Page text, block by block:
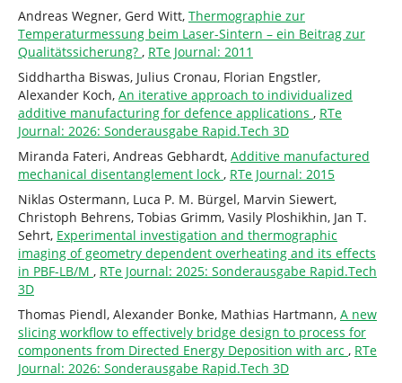
Andreas Wegner, Gerd Witt, Thermographie zur
Temperaturmessung beim Laser-Sintern – ein Beitrag zur
Qualitätssicherung? , RTe Journal: 2011
Siddhartha Biswas, Julius Cronau, Florian Engstler,
Alexander Koch, An iterative approach to individualized
additive manufacturing for defence applications , RTe
Journal: 2026: Sonderausgabe Rapid.Tech 3D
Miranda Fateri, Andreas Gebhardt, Additive manufactured
mechanical disentanglement lock , RTe Journal: 2015
Niklas Ostermann, Luca P. M. Bürgel, Marvin Siewert,
Christoph Behrens, Tobias Grimm, Vasily Ploshikhin, Jan T.
Sehrt, Experimental investigation and thermographic
imaging of geometry dependent overheating and its effects
in PBF-LB/M , RTe Journal: 2025: Sonderausgabe Rapid.Tech
3D
Thomas Piendl, Alexander Bonke, Mathias Hartmann, A new
slicing workflow to effectively bridge design to process for
components from Directed Energy Deposition with arc , RTe
Journal: 2026: Sonderausgabe Rapid.Tech 3D